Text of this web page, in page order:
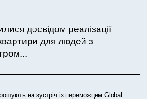
досвідом реалізації
для людей з
на зустріч із переможцем Global